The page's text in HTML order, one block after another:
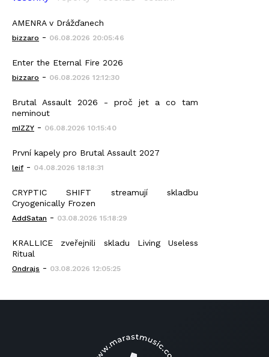
AMENRA v Drážďanech
bizzaro - 06.08.2026 20:05:46
Enter the Eternal Fire 2026
bizzaro - 06.08.2026 12:12:30
Brutal Assault 2026 - proč jet a co tam
neminout
mIZZY - 06.08.2026 10:15:40
První kapely pro Brutal Assault 2027
leif - 04.08.2026 18:18:31
CRYPTIC SHIFT streamují skladbu
Cryogenically Frozen
AddSatan - 03.08.2026 15:18:29
KRALLICE zveřejnili skladu Living Useless
Ritual
Ondrajs - 03.08.2026 12:05:25